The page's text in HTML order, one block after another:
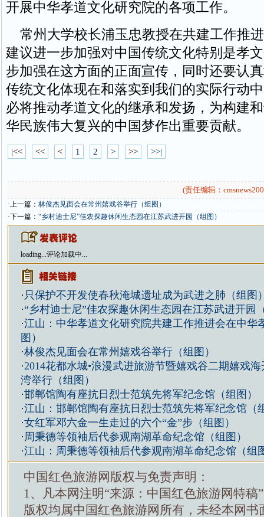
开展中华孝道文化研究院的各项工作。
常州大学校长浦玉忠教授在共建工作推
建议进一步加强对中国传统文化特别是孝
步加强在这方面的正面宣传，同时还要认
传统文化体现在和落实到我们的实际行动
必将推动孝道文化的继承和发扬，为构建
华民族伟大复兴的中国梦作出重要贡献。
|<< << < 1 2 > >> >>|
(责任编辑：
·上一篇： 林俊杰见面会在常州嬉戏谷举行（组图）
·下一篇： “乡村迪士尼”佳农探趣休闲生态园在江苏武进开园（组图）
loading...评论加载中...
· 只保护不开发使春秋淹城遗址成为武进之肺（组图
·“乡村迪士尼”佳农探趣休闲生态园在江苏武进开园
·江山：中华孝道文化研究院共建工作推进会在中华
图）
·林俊杰见面会在常州嬉戏谷举行（组图）
·2014花都水城•浪漫武进旅游节暨嬉戏谷二期嬉戏
湾举行（组图）
·邯郸馆陶有座抗日烈士范筑先将军纪念馆（组图）
·江山：邯郸馆陶有座抗日烈士范筑先将军纪念馆（
·女红军邓六金一生走过的六个“金”步（组图）
· 周秉德等领袖后代参观南湖革命纪念馆（组图）
·江山：周秉德等领袖后代参观南湖革命纪念馆（组
中国红色旅游网版权与免责声明：
1、凡本网注明“来源：中国红色旅游网特稿
版权均属中国红色旅游网所有，未经本网书